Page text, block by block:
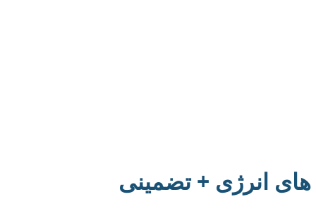
انرژی + تضمینی